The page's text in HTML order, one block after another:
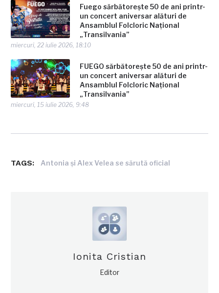
Fuego sărbătorește 50 de ani printr-
un concert aniversar alături de
Ansamblul Folcloric Național
„Transilvania”
miercuri, 22 iulie 2026, 18:10
FUEGO sărbătorește 50 de ani printr-
un concert aniversar alături de
Ansamblul Folcloric Național
„Transilvania”
miercuri, 15 iulie 2026, 9:48
TAGS: Antonia şi Alex Velea se sărută oficial
Ionita Cristian
Editor